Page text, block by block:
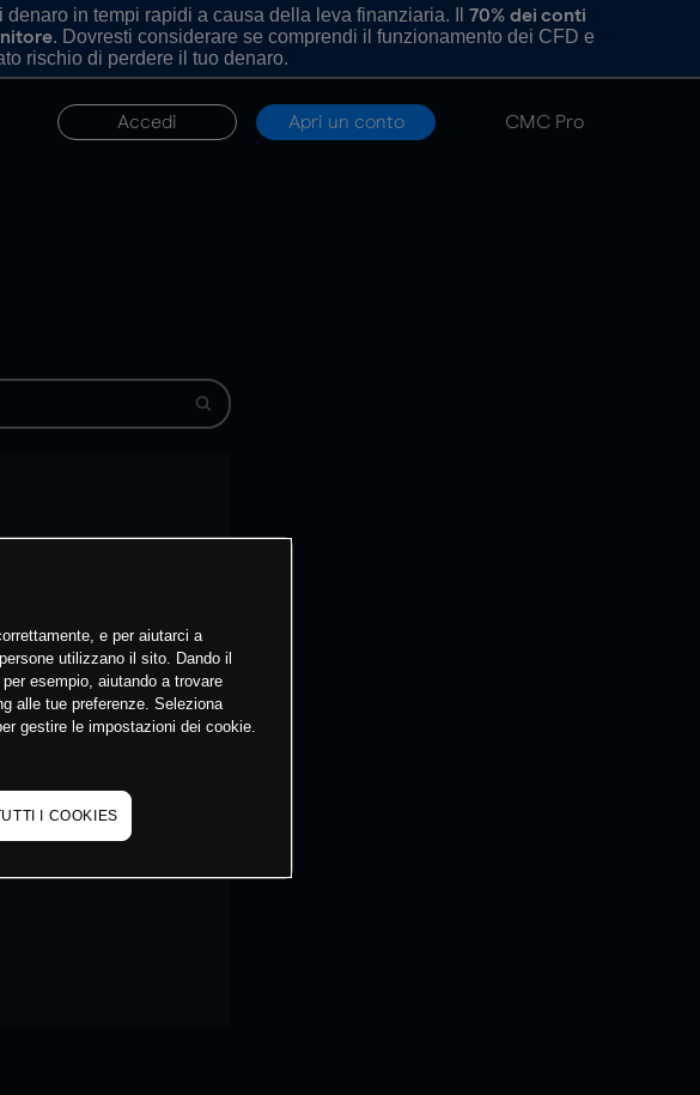
in tempi rapidi a causa della leva finanziaria. Il 70% dei conti
. Dovresti considerare se comprendi il funzionamento dei CFD e
rischio di perdere il tuo denaro.
Accedi Apri un conto CMC Pro
e per aiutarci a
utilizzano il sito. Dando il
esempio, aiutando a trovare
alle tue preferenze. Seleziona
gestire le impostazioni dei cookie.
I COOKIES